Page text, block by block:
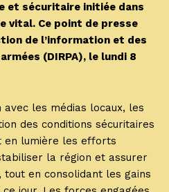
et sécuritaire initiée dans
vital. Ce point de presse
de l’information et des
(DIRPA), le lundi 8
les médias locaux, les
des conditions sécuritaires
en lumière les efforts
la région et assurer
en consolidant les gains